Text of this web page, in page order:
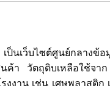
ป็นเว็บไซต์ศูนย์กลางข้
ค้า วัตถุดิบเหลือใช้จา
งงาน เช่น เศษพลาสติก